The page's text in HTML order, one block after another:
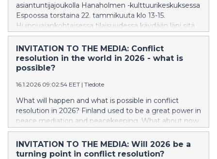
asiantuntijajoukolla Hanaholmen -kulttuurikeskuksessa
Espoossa torstaina 22. tammikuuta klo 13-15.
Huippuajankohtaisessa tilaisuudessa käydään läpi sitä
mikä on muuttunut ja miten konfliktien ratkaisussa ja
sovittelussa uuden maailmanjärjestyksen ravistellessa
maailmaa.
INVITATION TO THE MEDIA: Conflict
resolution in the world in 2026 - what is
possible?
16.1.2026 09:02:54 EET | Tiedote
What will happen and what is possible in conflict
resolution in 2026? Finland used to be a great power in
peace mediation and peacekeeping. What about now
and in the future? Will President Martti Ahtisaari's
advice also be left behind in the new world order? You
are welcome to hear more about this topic at the
INVITATION TO THE MEDIA: Will 2026 be a
turning point in conflict resolution?